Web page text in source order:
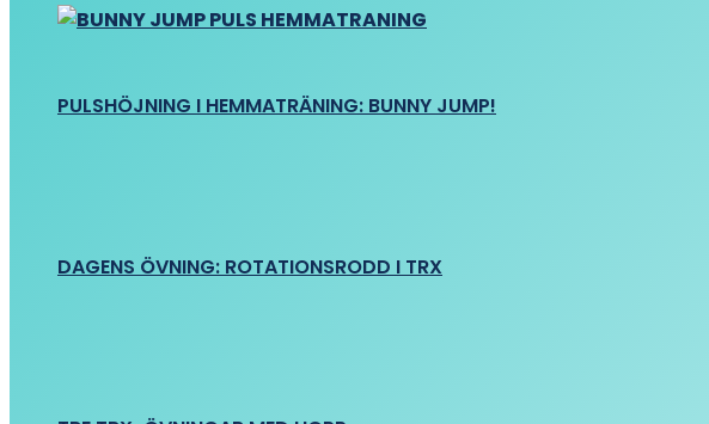
PULSHÖJNING I HEMMATRÄNING: BUNNY JUMP!
DAGENS ÖVNING: ROTATIONSRODD I TRX